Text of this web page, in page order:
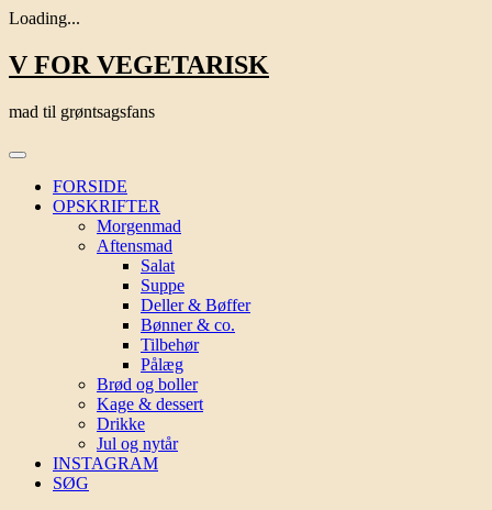
Loading...
Skip
to
V FOR VEGETARISK
mad til grøntsagsfans
FORSIDE
OPSKRIFTER
Morgenmad
Aftensmad
Salat
Suppe
Deller & Bøffer
Bønner & co.
Tilbehør
Pålæg
Brød og boller
Kage & dessert
Drikke
Jul og nytår
INSTAGRAM
SØG